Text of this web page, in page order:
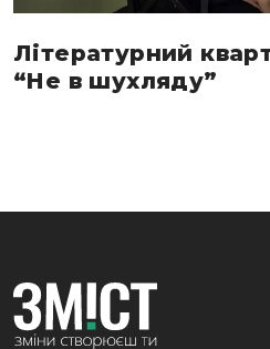
Літературний
“Не в шухляду”